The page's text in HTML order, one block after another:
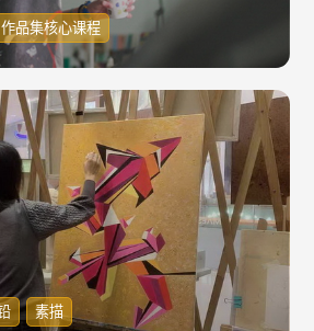
作品集核心课程
素描